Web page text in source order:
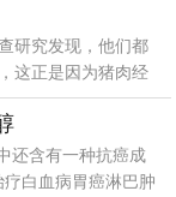
研究发现，他们都
这正是因为猪肉经
还含有一种抗癌成
白血病胃癌淋巴肿